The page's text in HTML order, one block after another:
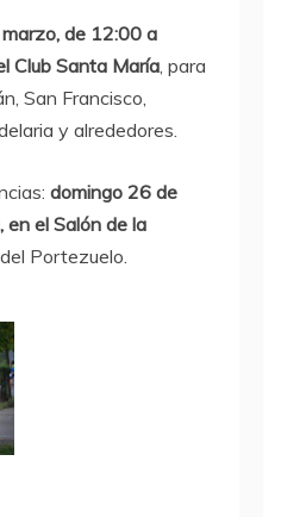
de 12:00 a
Club Santa María , para
San Francisco,
y alrededores.
domingo 26 de
el Salón de la
Portezuelo.